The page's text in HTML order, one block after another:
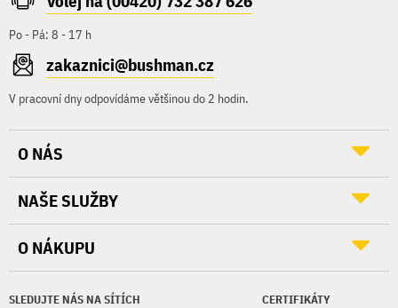
Po - Pá: 8 - 17 h
zakaznici@bushman.cz
V pracovní dny odpovídáme většinou do 2 hodin.
SLEDUJTE NÁS NA SÍTÍCH CERTIFIKÁTY
O NÁS
NAŠE SLUŽBY
O NÁKUPU